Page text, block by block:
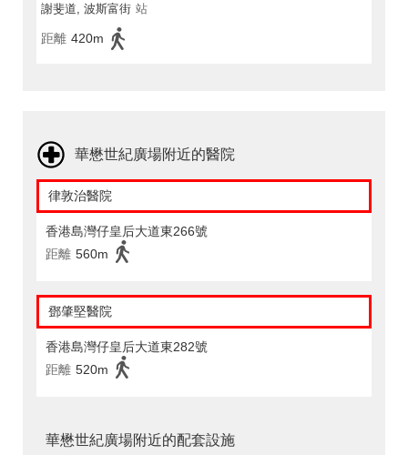
謝斐道, 波斯富街 站
距離 420m
華懋世紀廣場附近的醫院
律敦治醫院
香港島灣仔皇后大道東266號
距離 560m
鄧肇堅醫院
香港島灣仔皇后大道東282號
距離 520m
華懋世紀廣場附近的配套設施